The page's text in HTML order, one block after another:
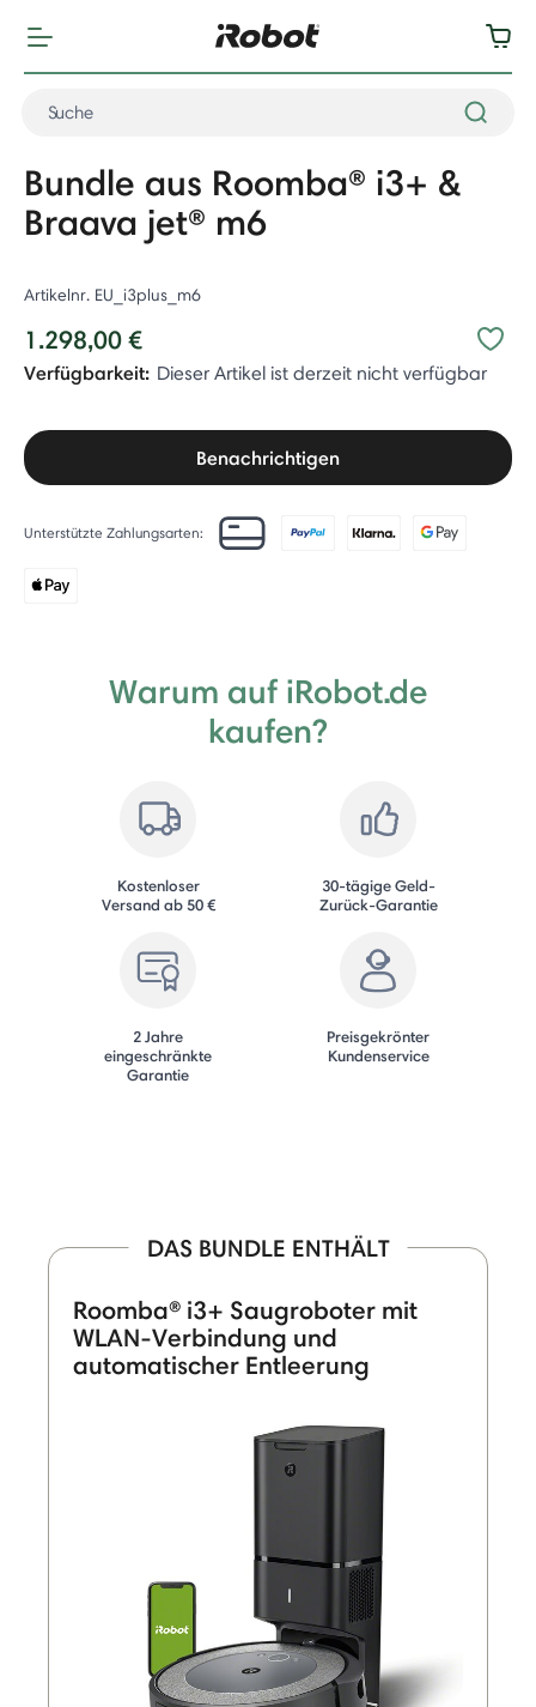
Bundle aus Roomba® i3+ &
Braava jet® m6
Artikelnr. EU_i3plus_m6
1.298,00 €
Verfügbarkeit: Dieser Artikel ist derzeit nicht verfügbar
Benachrichtigen
Unterstützte Zahlungsarten:
Warum auf iRobot.de
kaufen?
Kostenloser
Versand ab 50 €
30-tägige Geld-
Zurück-Garantie
2 Jahre
eingeschränkte
Garantie
Preisgekrönter
Kundenservice
DAS BUNDLE ENTHÄLT
Roomba® i3+ Saugroboter mit
WLAN-Verbindung und
automatischer Entleerung